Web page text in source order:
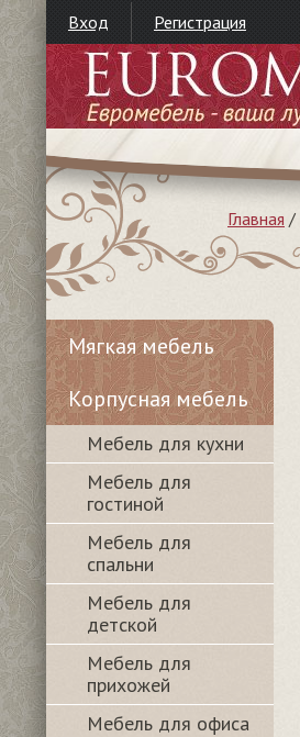
Вход Регистрация
Главная /
Мягкая мебель
Корпусная мебель
Мебель для кухни
Мебель для
гостиной
Мебель для
спальни
Мебель для
детской
Мебель для
прихожей
Мебель для офиса